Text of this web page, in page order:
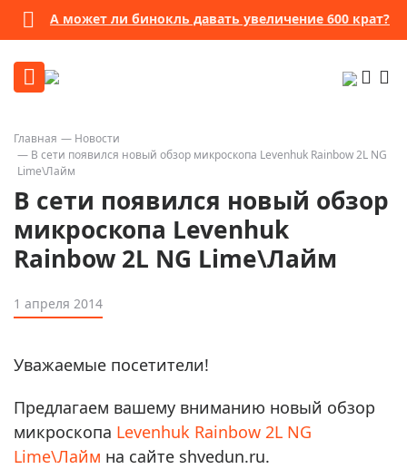
А может ли бинокль давать увеличение 600 крат?
Главная
Новости
В сети появился новый обзор микроскопа Levenhuk Rainbow 2L NG
Lime\Лайм
В сети появился новый обзор
микроскопа Levenhuk
Rainbow 2L NG Lime\Лайм
1 апреля 2014
Уважаемые посетители!
Предлагаем вашему вниманию новый обзор
микроскопа Levenhuk Rainbow 2L NG
Lime\Лайм на сайте shvedun.ru.